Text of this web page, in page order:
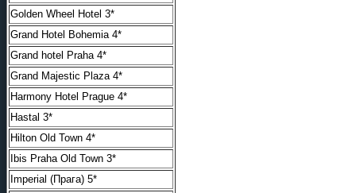
Golden Wheel Hotel 3*
Grand Hotel Bohemia 4*
Grand hotel Praha 4*
Grand Majestic Plaza 4*
Harmony Hotel Prague 4*
Hastal 3*
Hilton Old Town 4*
Ibis Praha Old Town 3*
Imperial (Прага) 5*